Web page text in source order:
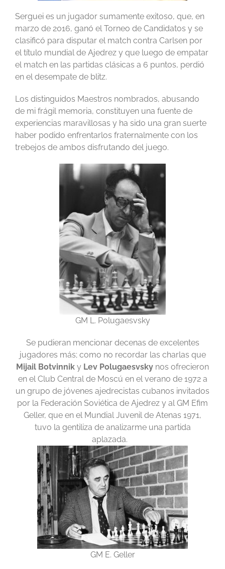
Serguei es un jugador sumamente exitoso, que, en
marzo de 2016, ganó el Torneo de Candidatos y se
clasificó para disputar el match contra Carlsen por
el título mundial de Ajedrez y que luego de empatar
el match en las partidas clásicas a 6 puntos, perdió
en el desempate de blitz.
Los distinguidos Maestros nombrados, abusando
de mi frágil memoria, constituyen una fuente de
experiencias maravillosas y ha sido una gran suerte
haber podido enfrentarlos fraternalmente con los
trebejos de ambos disfrutando del juego.
GM L. Polugaesvsky
Se pudieran mencionar decenas de excelentes
jugadores más; como no recordar las charlas que
Mijail Botvinnik y Lev Polugaesvsky nos ofrecieron
en el Club Central de Moscú en el verano de 1972 a
un grupo de jóvenes ajedrecistas cubanos invitados
por la Federación Soviética de Ajedrez y al GM Efim
Geller, que en el Mundial Juvenil de Atenas 1971,
tuvo la gentiliza de analizarme una partida
aplazada.
GM E. Geller